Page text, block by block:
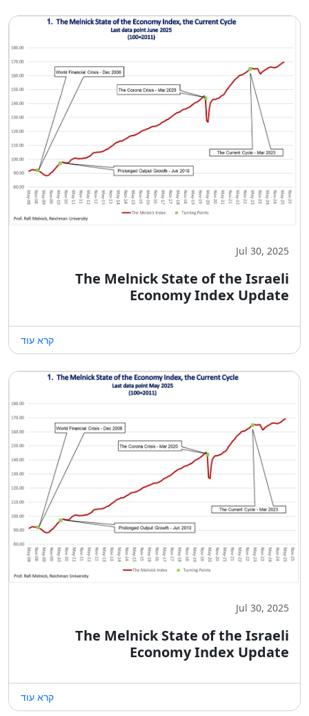
Jul 30, 2025
The Melnick State of the Israeli
Economy Index Update
קרא עוד
Jul 30, 2025
The Melnick State of the Israeli
Economy Index Update
קרא עוד